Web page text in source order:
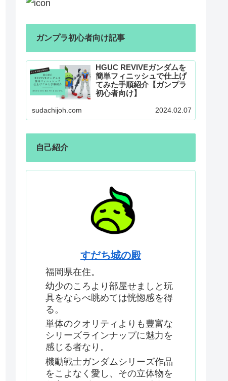
ガンプラ初心者向け記事
HGUC REVIVEガンダムを
簡単フィニッシュで仕上げ
てみた手順紹介【ガンプラ
初心者向け】
sudachijoh.com 2024.02.07
自己紹介
すだち城の殿
福岡県在住。
幼少のころより部屋せましと玩
具をならべ眺めては恍惚感を得
る。
単体のクオリティよりも豊富な
シリーズラインナップに魅力を
感じる者なり。
機動戦士ガンダムシリーズ作品
をこよなく愛し、その立体物を